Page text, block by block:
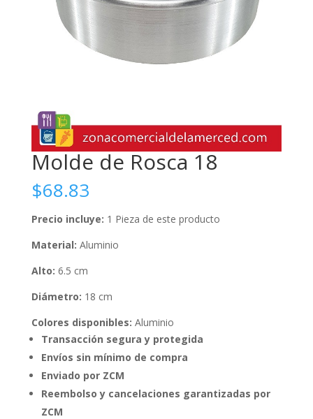
Molde de Rosca 18
$68.83
Precio incluye: 1 Pieza de este producto
Material: Aluminio
Alto: 6.5 cm
Diámetro: 18 cm
Colores disponibles: Aluminio
Transacción segura y protegida
Envíos sin mínimo de compra
Enviado por ZCM
Reembolso y cancelaciones garantizadas por
ZCM